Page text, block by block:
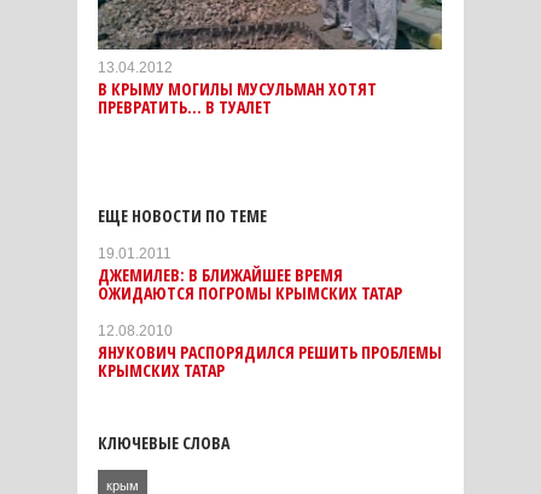
13.04.2012
В КРЫМУ МОГИЛЫ МУСУЛЬМАН ХОТЯТ
ПРЕВРАТИТЬ... В ТУАЛЕТ
ЕЩЕ НОВОСТИ ПО ТЕМЕ
19.01.2011
ДЖЕМИЛЕВ: В БЛИЖАЙШЕЕ ВРЕМЯ
ОЖИДАЮТСЯ ПОГРОМЫ КРЫМСКИХ ТАТАР
12.08.2010
ЯНУКОВИЧ РАСПОРЯДИЛСЯ РЕШИТЬ ПРОБЛЕМЫ
КРЫМСКИХ ТАТАР
КЛЮЧЕВЫЕ СЛОВА
крым